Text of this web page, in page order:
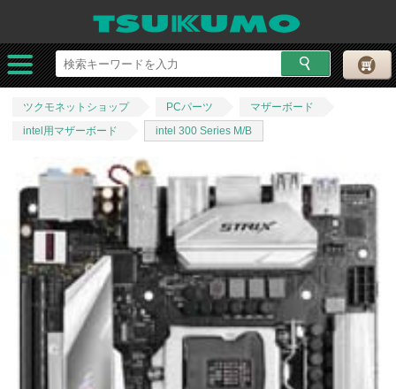
ツクモネットショップ PCパーツ
マザーボード
intel用マザーボード
intel 300 Series M/B